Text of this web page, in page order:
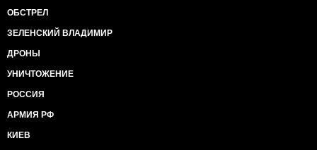
ОБСТРЕЛ
ЗЕЛЕНСКИЙ ВЛАДИМИР
ДРОНЫ
УНИЧТОЖЕНИЕ
РОССИЯ
АРМИЯ РФ
КИЕВ